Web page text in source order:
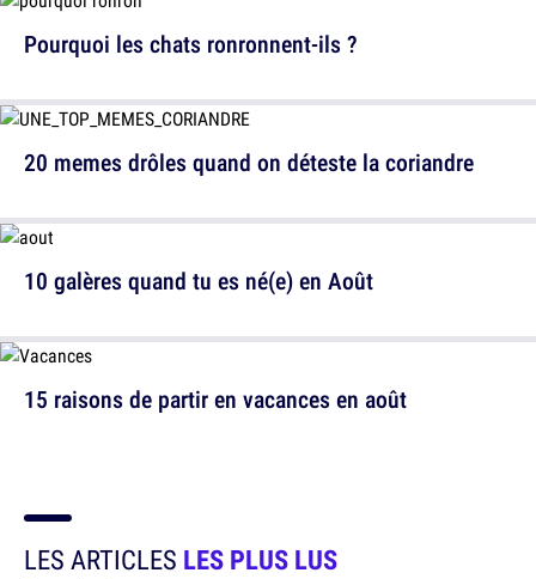
Pourquoi les chats ronronnent-ils ?
10 galères quand tu es né(e) en Août
20 memes drôles quand on déteste la coriandre
15 raisons de partir en vacances en août
LES ARTICLES LES PLUS LUS